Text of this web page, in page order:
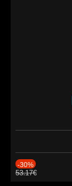
-30%
53.17€